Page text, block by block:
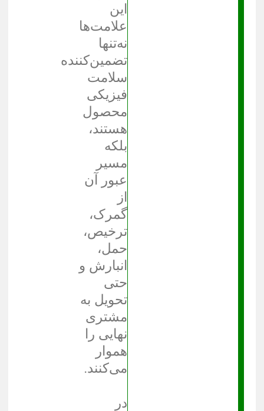
این
علامت‌ها
نه‌تنها
تضمین‌کننده
سلامت
فیزیکی
محصول
هستند،
بلکه
مسیر
عبور آن
از
گمرک،
ترخیص،
حمل،
انبارش و
حتی
تحویل به
مشتری
نهایی را
هموار
می‌کنند.
در